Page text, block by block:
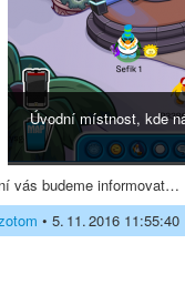
Úvodní místnost, kde
vás budeme informovat…
• 5. 11. 2016 11:55:40